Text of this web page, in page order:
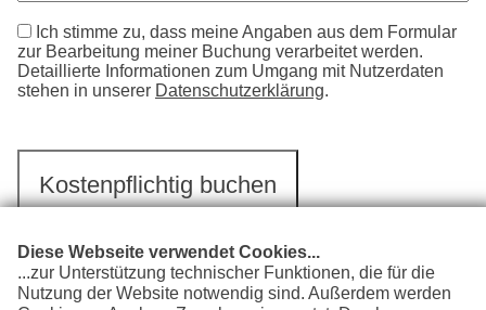
Ich stimme zu, dass meine Angaben aus dem Formular
zur Bearbeitung meiner Buchung verarbeitet werden.
Detaillierte Informationen zum Umgang mit Nutzerdaten
stehen in unserer Datenschutzerklärung.
Diese Webseite verwendet Cookies...
...zur Unterstützung technischer Funktionen, die für die
Nutzung der Website notwendig sind. Außerdem werden